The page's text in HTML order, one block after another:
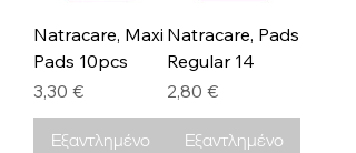
Natracare, Maxi
Pads 10pcs
Τιμή
3,30 €
Εξαντλημένο
Natracare, Pads
Regular 14
Τιμή
2,80 €
Εξαντλημένο